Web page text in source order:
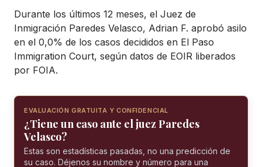
Durante los últimos 12 meses, el Juez de
Inmigración Paredes Velasco, Adrian F. aprobó asilo
en el 0,0% de los casos decididos en El Paso
Immigration Court, según datos de EOIR liberados
por FOIA.
EVALUACIÓN GRATUITA Y CONFIDENCIAL
¿Tiene un caso ante el juez Paredes
Velasco?
Estas son estadísticas pasadas, no una predicción de
su caso. Déjenos su nombre y número para una